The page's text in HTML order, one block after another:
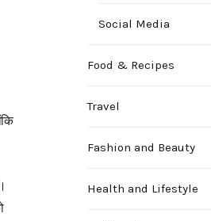
Social Media
Food & Recipes
Travel
Fashion and Beauty
Health and Lifestyle